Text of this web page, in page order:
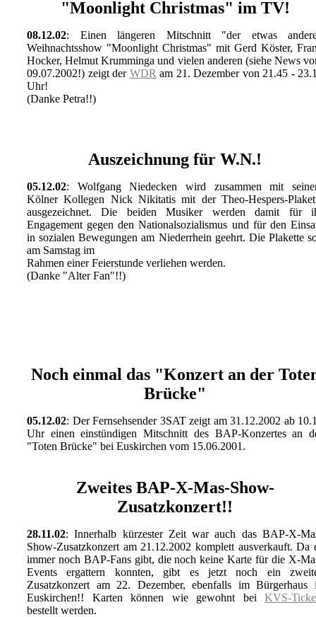
"Moonlight Christmas" im TV!
08.12.02: Einen längeren Mitschnitt "der etwas
Weihnachtsshow "Moonlight Christmas" mit Gerd Köster,
Hocker, Helmut Krumminga und vielen anderen (siehe News
09.07.2002!) zeigt der WDR am 21. Dezember von 21.45 -
Uhr!
(Danke Petra!!)
Auszeichnung für W.N.!
05.12.02: Wolfgang Niedecken wird zusammen mit
Kölner Kollegen Nick Nikitatis mit der Theo-Hespers-
ausgezeichnet. Die beiden Musiker werden damit für
Engagement gegen den Nationalsozialismus und für den
in sozialen Bewegungen am Niederrhein geehrt. Die Plakette
am Samstag im
Rahmen einer Feierstunde verliehen werden.
(Danke "Alter Fan"!!)
Noch einmal das "Konzert an der
Brücke"
05.12.02: Der Fernsehsender 3SAT zeigt am 31.12.2002 ab
Uhr einen einstündigen Mitschnitt des BAP-Konzertes an
"Toten Brücke" bei Euskirchen vom 15.06.2001.
Zweites BAP-X-Mas-Show-
Zusatzkonzert!!
28.11.02: Innerhalb kürzester Zeit war auch das BAP-X-
Show-Zusatzkonzert am 21.12.2002 komplett ausverkauft. Da
immer noch BAP-Fans gibt, die noch keine Karte für die X-
Events ergattern konnten, gibt es jetzt noch ein
Zusatzkonzert am 22. Dezember, ebenfalls im Bürgerhaus
Euskirchen!! Karten können wie gewohnt bei KVS-
bestellt werden.